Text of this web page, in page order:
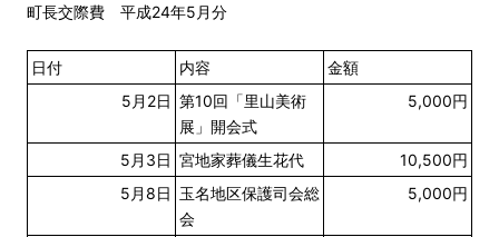
町長交際費 平成24年5月分
日付 内容
金額
5月2日 第10回「里山美術
展」開会式
5,000円
5月3日 宮地家葬儀生花代
10,500円
5月8日 玉名地区保護司会総
会
5,000円